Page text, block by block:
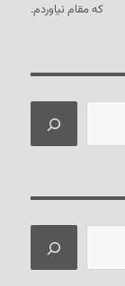
که مقام نیاوردم.